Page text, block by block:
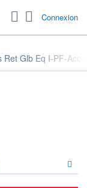
Connexion
Ret Glb Eq I-PF-Acc-